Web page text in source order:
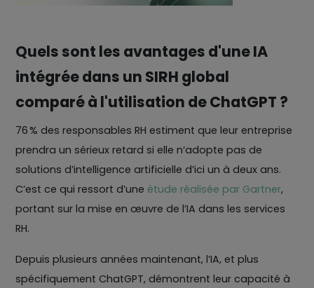
Quels sont les avantages d'une IA
intégrée dans un SIRH global
comparé à l'utilisation de ChatGPT ?
76 % des responsables RH estiment que leur entreprise
prendra un sérieux retard si elle n’adopte pas de
solutions d’intelligence artificielle d’ici un à deux ans.
C’est ce qui ressort d’une étude réalisée par Gartner,
portant sur la mise en œuvre de l’IA dans les services
RH.
Depuis plusieurs années maintenant, l’IA, et plus
spécifiquement ChatGPT, démontrent leur capacité à